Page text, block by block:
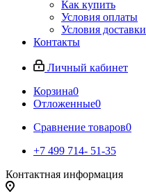
Как купить
Условия оплаты
Условия доставки
Контакты
Личный кабинет
Корзина0
Отложенные0
Сравнение товаров0
+7 499 714- 51-35
Контактная информация